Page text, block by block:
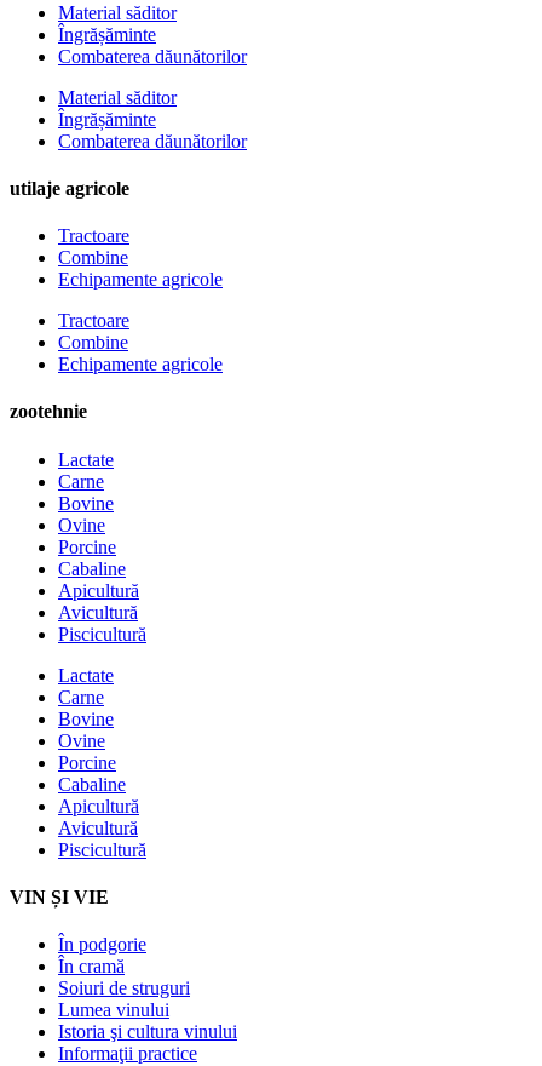
Material săditor
Îngrășăminte
Combaterea dăunătorilor
Material săditor
Îngrășăminte
Combaterea dăunătorilor
utilaje agricole
Tractoare
Combine
Echipamente agricole
Tractoare
Combine
Echipamente agricole
zootehnie
Lactate
Carne
Bovine
Ovine
Porcine
Cabaline
Apicultură
Avicultură
Piscicultură
Lactate
Carne
Bovine
Ovine
Porcine
Cabaline
Apicultură
Avicultură
Piscicultură
VIN ȘI VIE
În podgorie
În cramă
Soiuri de struguri
Lumea vinului
Istoria şi cultura vinului
Informaţii practice